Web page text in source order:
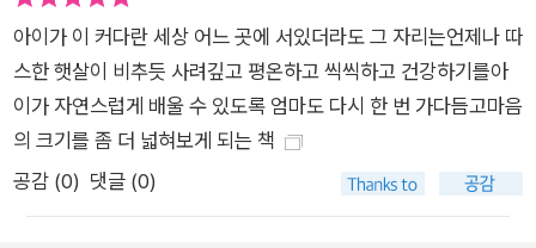
요. 행동 하나하나에도 자신감이 넘쳐서 멋진 기타 연주와 그림
실력, 운동하는 모습을 보면 말 그대로 머리끝에서 발끝까지 멋
진, 인기 스타라는 것을 알 수 있지요. 멋진 콩이 되기를 꿈꾸는
주인공이 여러 가지 시도를 해 보다 결국 자신감을 잃고 포기하는
장면에서는 바다 위에 떠서 여유롭게 즐기는 멋진 콩들과 작은 튜
아이가 이 커다란 세상 어느 곳에 서있더라도 그 자리는언제나 따
스한 햇살이 비추듯 사려깊고 평온하고 씩씩하고 건강하기를아
이가 자연스럽게 배울 수 있도록 엄마도 다시 한 번 가다듬고마음
의 크기를 좀 더 넓혀보게 되는 책
공감 (0) 댓글 (0)